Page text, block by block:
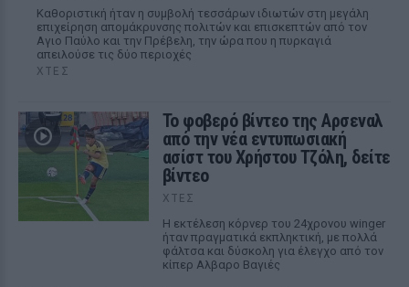
Καθοριστική ήταν η συμβολή τεσσάρων ιδιωτών στη μεγάλη
επιχείρηση απομάκρυνσης πολιτών και επισκεπτών από τον
Αγιο Παύλο και την Πρέβελη, την ώρα που η πυρκαγιά
απειλούσε τις δύο περιοχές
ΧΤΕΣ
Το φοβερό βίντεο της Αρσεναλ
από την νέα εντυπωσιακή
ασίστ του Χρήστου Τζόλη, δείτε
βίντεο
ΧΤΕΣ
Η εκτέλεση κόρνερ του 24χρονου winger
ήταν πραγματικά εκπληκτική, με πολλά
φάλτσα και δύσκολη για έλεγχο από τον
κίπερ Αλβαρο Βαγιές